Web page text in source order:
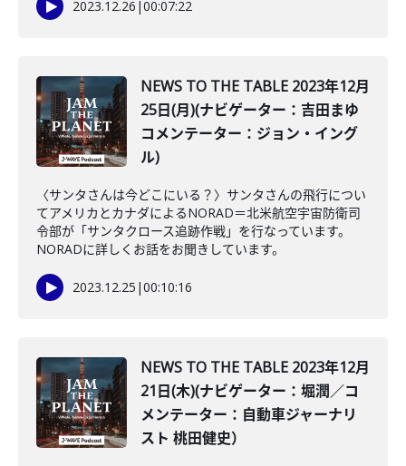
2023.12.26 |00:07:22
NEWS TO THE TABLE 2023年12月
25日(月)(ナビゲーター：吉田まゆ
コメンテーター：ジョン・イング
ル)
〈サンタさんは今どこにいる？〉サンタさんの飛行につい
てアメリカとカナダによるNORAD＝北米航空宇宙防衛司
令部が「サンタクロース追跡作戦」を行なっています。
NORADに詳しくお話をお聞きしています。
2023.12.25 |00:10:16
NEWS TO THE TABLE 2023年12月
21日(木)(ナビゲーター：堀潤／コ
メンテーター：自動車ジャーナリ
スト 桃田健史）